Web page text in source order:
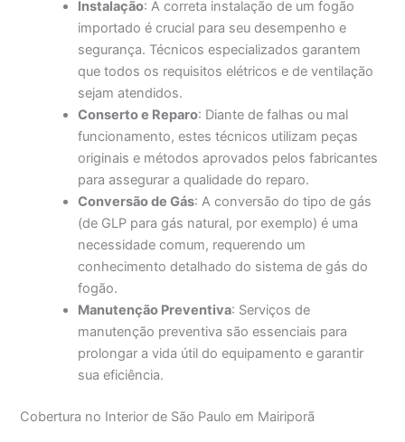
Instalação: A correta instalação de um fogão
importado é crucial para seu desempenho e
segurança. Técnicos especializados garantem
que todos os requisitos elétricos e de ventilação
sejam atendidos.
Conserto e Reparo: Diante de falhas ou mal
funcionamento, estes técnicos utilizam peças
originais e métodos aprovados pelos fabricantes
para assegurar a qualidade do reparo.
Conversão de Gás: A conversão do tipo de gás
(de GLP para gás natural, por exemplo) é uma
necessidade comum, requerendo um
conhecimento detalhado do sistema de gás do
fogão.
Manutenção Preventiva: Serviços de
manutenção preventiva são essenciais para
prolongar a vida útil do equipamento e garantir
sua eficiência.
Cobertura no Interior de São Paulo em Mairiporã